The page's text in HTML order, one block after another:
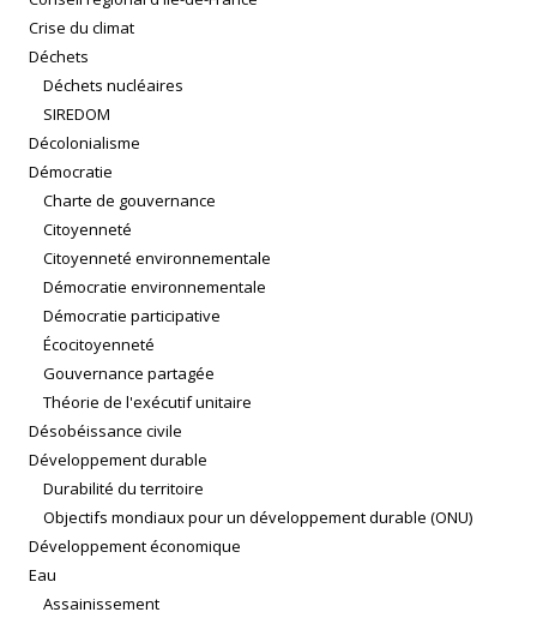
Crise du climat
Déchets
Déchets nucléaires
SIREDOM
Décolonialisme
Démocratie
Charte de gouvernance
Citoyenneté
Citoyenneté environnementale
Démocratie environnementale
Démocratie participative
Écocitoyenneté
Gouvernance partagée
Théorie de l'exécutif unitaire
Désobéissance civile
Développement durable
Durabilité du territoire
Objectifs mondiaux pour un développement durable (ONU)
Développement économique
Eau
Assainissement